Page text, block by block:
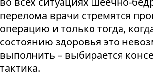
перелома врачи стремятся
операцию и только тогда,
состоянию здоровья это
выполнить – выбирается
тактика.